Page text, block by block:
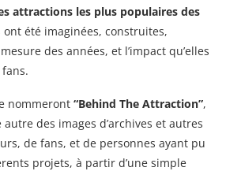
attractions les plus populaires des
ont été imaginées, construites,
des années, et l’impact qu’elles
nommeront “Behind The Attraction”,
des images d’archives et autres
de fans, et de personnes ayant pu
projets, à partir d’une simple